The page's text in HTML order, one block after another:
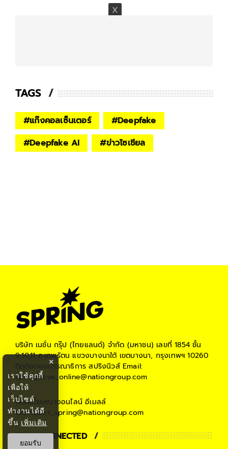
TAGS
#แก๊งคอลเซ็นเตอร์ #Deepfake
#Deepfake AI #ข่าวโซเชียล
บริษัท เนชั่น กรุ๊ป (ไทยแลนด์) จำกัด (มหาชน) เลขที่ 1854 ชั้น
9,10,11 ถ.เทพรัตน แขวงบางนาใต้ เขตบางนา, กรุงเทพฯ 10260
ติดต่อกองบรรณาธิการ สปริงนิวส์Email:
springnews_online@nationgroup.com
ติดต่อโฆษณาออนไลน์ อีเมลล์
teamsales_spring@nationgroup.com
STAY CONNECTED
×
เราใช้คุกกี้
เพื่อให้
เว็บไซต์
ทำงานได้ดี
ขึ้น เพิ่มเติม
ยอมรับ